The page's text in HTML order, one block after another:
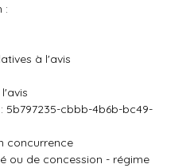
:
à l'avis
5b797235-cbbb-4b6b-bc49-
concurrence
ou de concession - régime